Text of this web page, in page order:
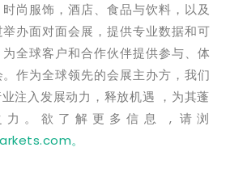
尚服饰，酒店、食品与饮料，以及
办面对面会展，提供专业数据和可
全球客户和合作伙伴提供参与、体
作为全球领先的会展主办方，我们
注入发展动力，释放机遇 ，为其蓬
力。欲了解更多信息 , 请浏
。